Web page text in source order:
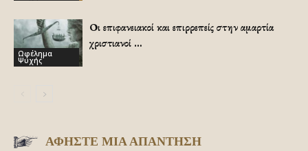
Ωφέλημα
Ψυχής
Οι επιφανειακοί και επιρρεπείς στην αμαρτία
χριστιανοί …
ΑΦΗΣΤΕ ΜΙΑ ΑΠΑΝΤΗΣΗ